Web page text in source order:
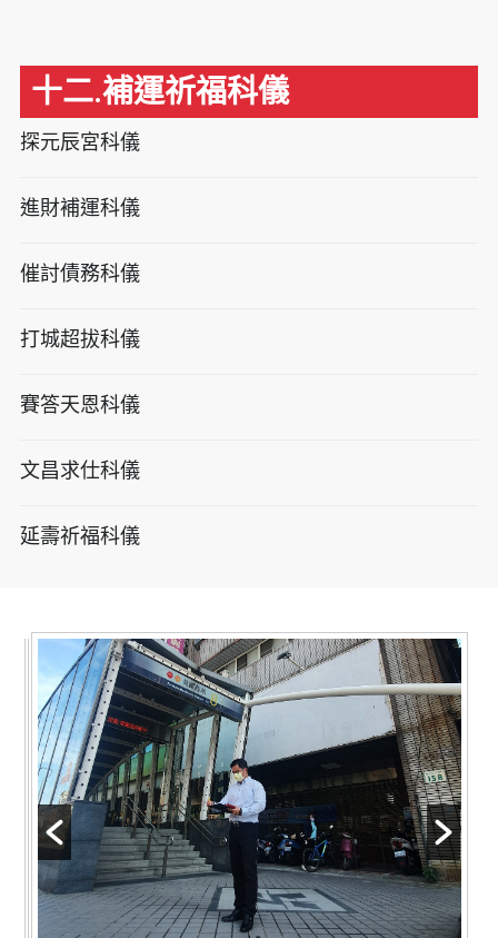
十二.補運祈福科儀
探元辰宮科儀
進財補運科儀
催討債務科儀
打城超拔科儀
賽答天恩科儀
文昌求仕科儀
延壽祈福科儀